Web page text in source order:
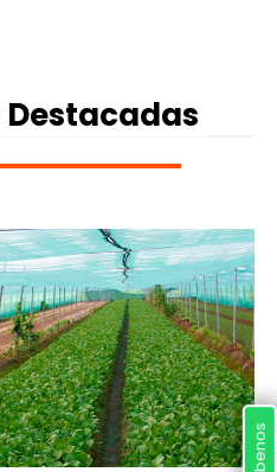
Destacadas